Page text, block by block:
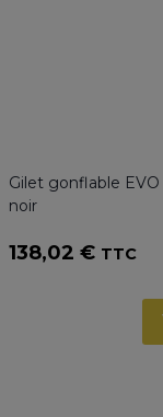
Gilet gonflable
noir
138,02 € TTC